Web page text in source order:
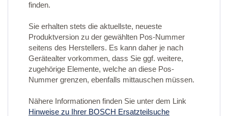
finden.
Sie erhalten stets die aktuellste, neueste
Produktversion zu der gewählten Pos-Nummer
seitens des Herstellers. Es kann daher je nach
Gerätealter vorkommen, dass Sie ggf. weitere,
zugehörige Elemente, welche an diese Pos-
Nummer grenzen, ebenfalls mittauschen müssen.
Nähere Informationen finden Sie unter dem Link
Hinweise zu Ihrer BOSCH Ersatzteilsuche